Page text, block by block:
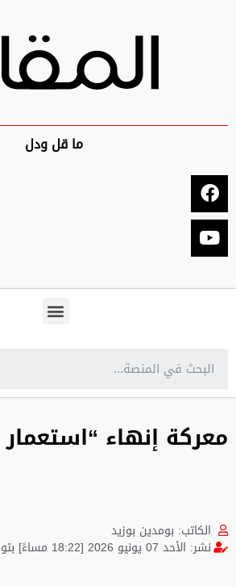
ما قل ودل
معركة إنهاء
الكاتب: بومدين بوزيد
نشر: الأحد 07 يونيو 2026 [18:22 مساءً] بتوقيت الجزائر